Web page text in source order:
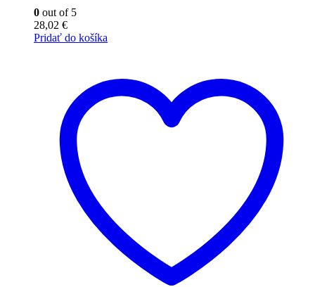
0 out of 5
28,02 €
Pridať do košíka